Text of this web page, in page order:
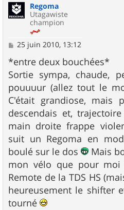
Regoma
Utagawiste
champion
M
s
s
a
g
e
25 juin 2010, 13:12
*entre deux bouchées*
Sortie sympa, chaude,
pouuuur (allez tout le
C'était grandiose, mais
descendais et,
main droite frappe
suit un Regoma en
boulé sur le dos
Mais
mon vélo que pour moi
Remote de la TDS HS
heureusement le shifter
tourné